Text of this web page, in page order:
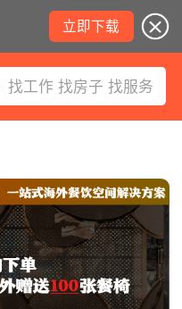
立即下载
找工作 找房子 找服务